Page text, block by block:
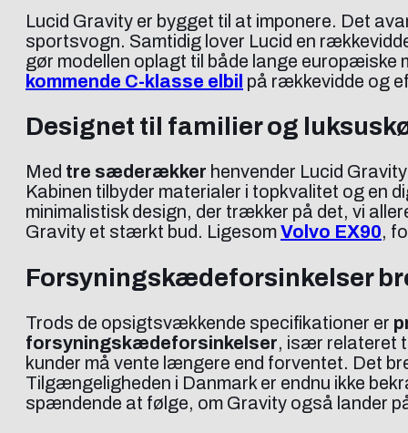
Lucid Gravity er bygget til at imponere. Det
sportsvogn. Samtidig lover Lucid en
gør modellen oplagt til både lange europæiske
kommende C-klasse elbil på rækkevidde og
Designet til familier og
Med tre sæderækker henvender Lucid
Kabinen tilbyder materialer i topkvalitet og en
minimalistisk design, der trækker på det, vi
Gravity et stærkt bud. LigesomVolvo EX90,
Forsyningskædeforsinkelser
Trods de opsigtsvækkende specifikationer er
forsyningskædeforsinkelser, især relateret
kunder må vente længere end forventet. Det
Tilgængeligheden i Danmark er endnu ikke
spændende at følge, om Gravity også lander